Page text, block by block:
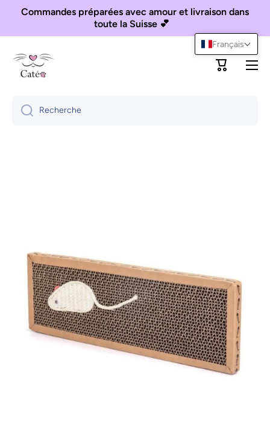
Ignorer et passer au contenu
Commandes préparées avec amour et livraison dans
toute la Suisse 💕
Panier
Recherche
Français